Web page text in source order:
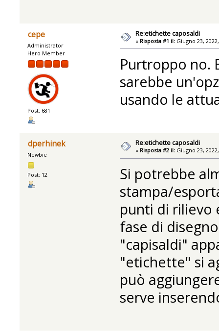
cepe
Administrator
Hero Member
Post: 681
Re:etichette caposaldi
« Risposta #1 il: Giugno 23,
Purtroppo no.
sarebbe
usando le
dperhinek
Newbie
Post: 12
Re:etichette caposaldi
« Risposta #2 il: Giugno 23,
Si potrebbe
stampa/
punti di rilievo
fase di
"capisaldi"
"etichette" si
può
serve